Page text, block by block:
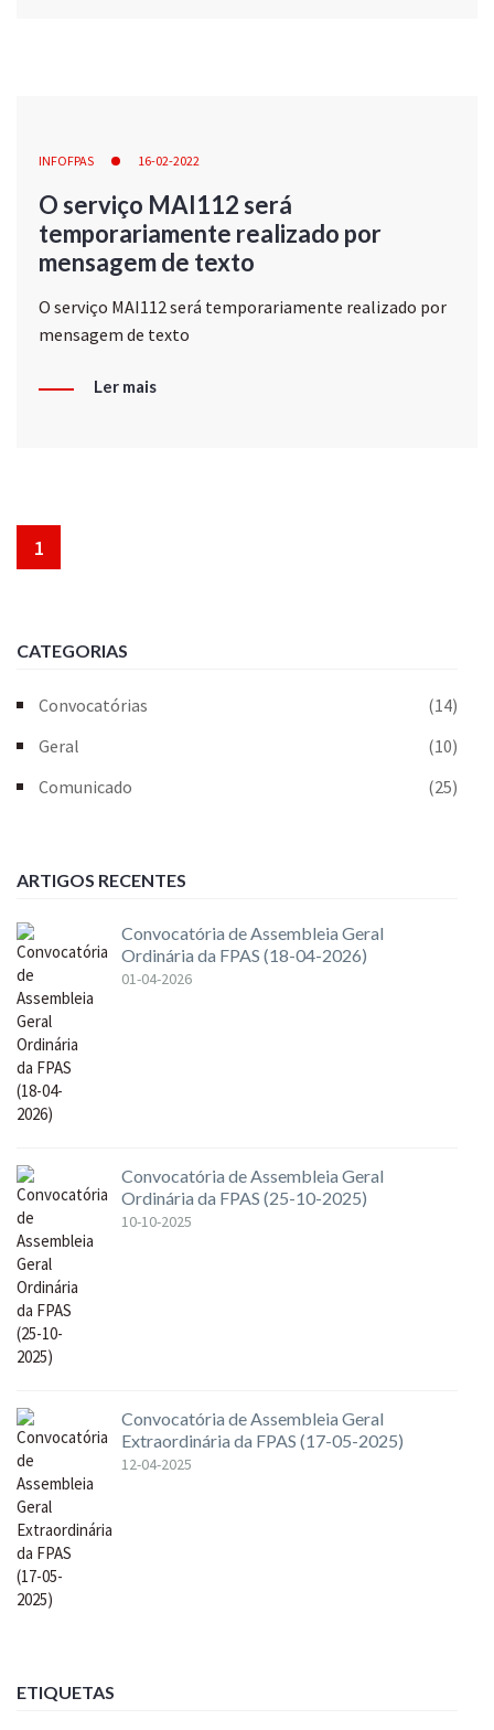
INFOFPAS 16-02-2022
O serviço MAI112 será
temporariamente realizado por
mensagem de texto
O serviço MAI112 será temporariamente realizado por
mensagem de texto
Ler mais
1
CATEGORIAS
Convocatórias
(14)
Geral
(10)
Comunicado
(25)
ARTIGOS RECENTES
Convocatória de Assembleia Geral
Ordinária da FPAS (18-04-2026)
01-04-2026
Convocatória de Assembleia Geral
Ordinária da FPAS (25-10-2025)
10-10-2025
Convocatória de Assembleia Geral
Extraordinária da FPAS (17-05-2025)
12-04-2025
ETIQUETAS